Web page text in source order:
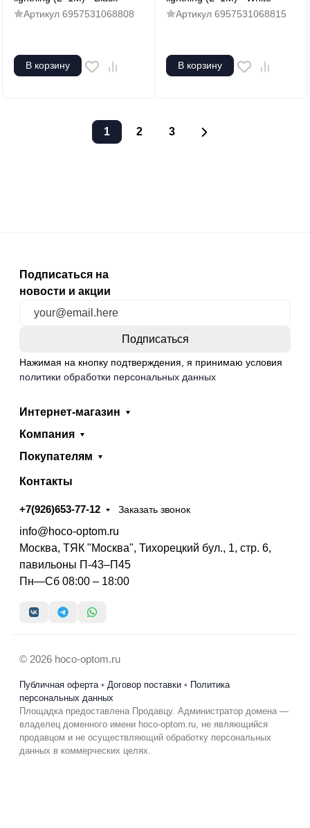
Артикул 6957531068808
В корзину
Артикул 6957531068815
В корзину
1 2 3
Подписаться на
новости и акции
Нажимая на кнопку подтверждения, я принимаю условия
политики обработки персональных данных
Интернет-магазин
Компания
Покупателям
Контакты
+7(926)653-77-12 Заказать звонок
info@hoco-optom.ru
Москва, ТЯК "Москва", Тихорецкий бул., 1, стр. 6,
павильоны П-43–П45
Пн—Сб 08:00 – 18:00
© 2026 hoco-optom.ru
Публичная оферта• Договор поставки • Политика
персональных данных
Площадка предоставлена Продавцу. Администратор домена —
владелец доменного имени hoco-optom.ru, не являющийся
продавцом и не осуществляющий обработку персональных
данных в коммерческих целях.